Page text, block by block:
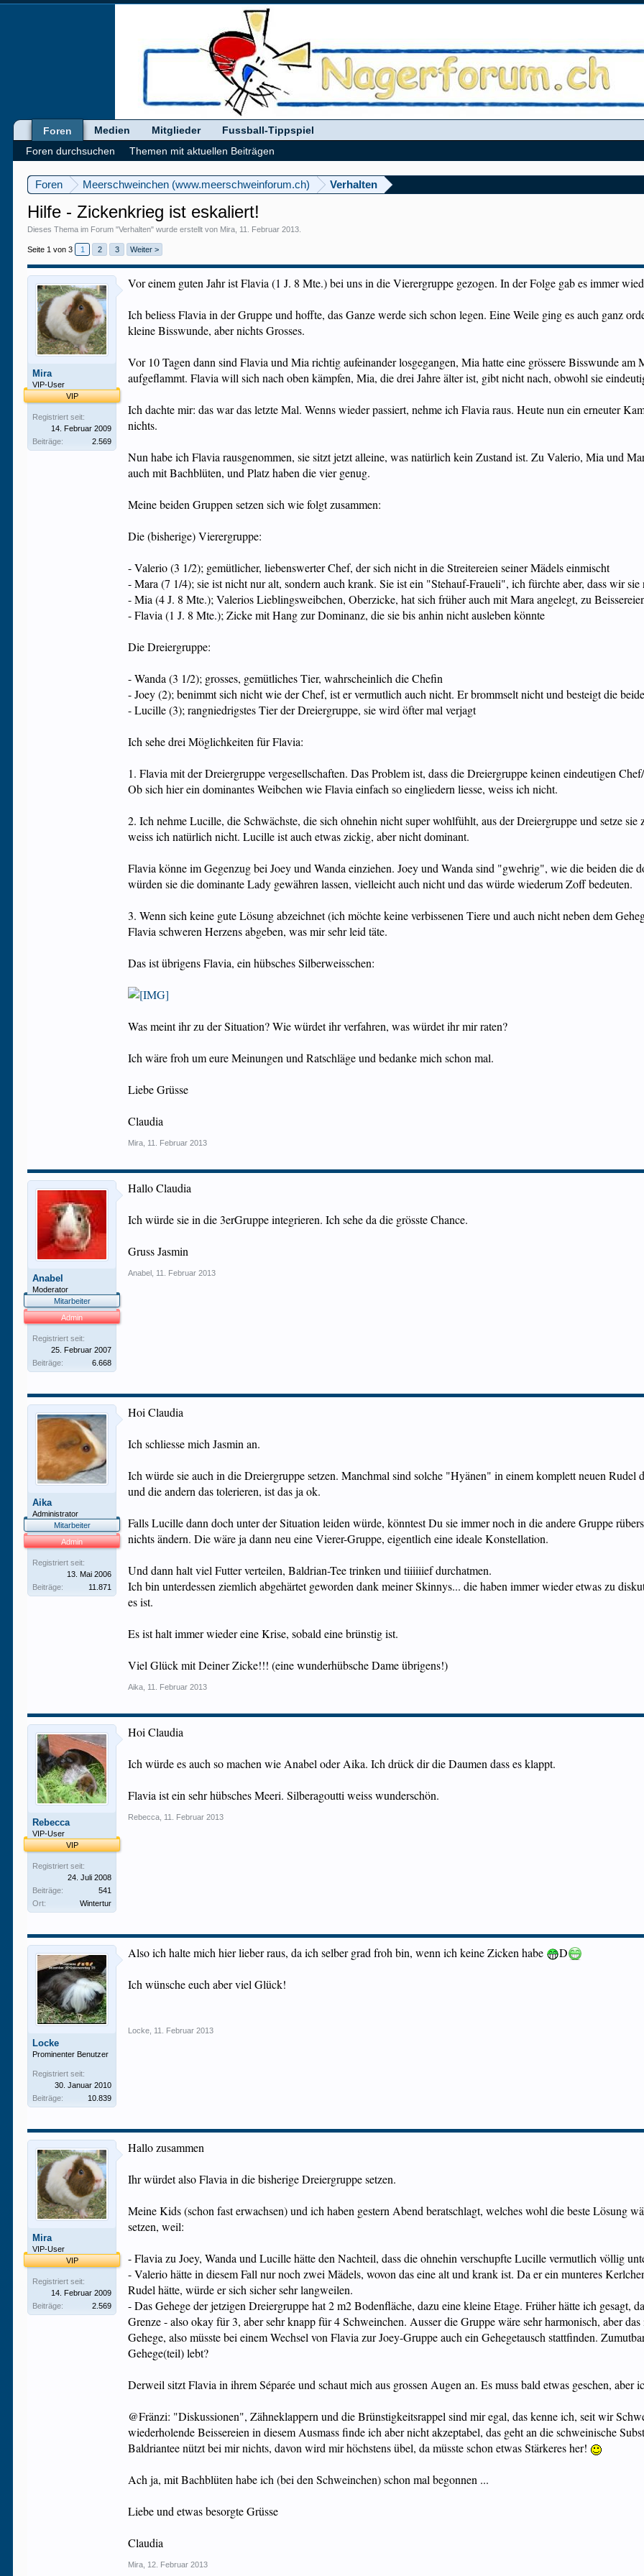
Foren Meerschweinchen (www.meerschweinforum.ch) Verhalten
Hilfe - Zickenkrieg ist eskaliert!
Dieses Thema im Forum "Verhalten" wurde erstellt von Mira 11. Februar 2013
Seite 1 von 3 1 2 3 Weiter >
Mira
VIP-User
VIP
Registriert seit:
14. Februar 2009
Beiträge:
2.569
Vor einem guten Jahr ist Flavia (1 J. 8 Mte.) bei uns in die Vierergruppe gezogen. In der Folge gab es immer
Ich beliess Flavia in der Gruppe und hoffte, das Ganze werde sich schon legen. Eine Weile ging es auch ganz
kleine Bisswunde, aber nichts Grosses.
Vor 10 Tagen dann sind Flavia und Mia richtig aufeinander losgegangen, Mia hatte eine grössere Bisswunde
aufgeflammt. Flavia will sich nach oben kämpfen, Mia, die drei Jahre älter ist, gibt nicht nach, obwohl sie
Ich dachte mir: das war das letzte Mal. Wenns wieder passiert, nehme ich Flavia raus. Heute nun ein erneuter
nichts.
Nun habe ich Flavia rausgenommen, sie sitzt jetzt alleine, was natürlich kein Zustand ist. Zu Valerio, Mia und
auch mit Bachblüten, und Platz haben die vier genug.
Meine beiden Gruppen setzen sich wie folgt zusammen:
Die (bisherige) Vierergruppe:
- Valerio (3 1/2); gemütlicher, liebenswerter Chef, der sich nicht in die Streitereien seiner Mädels einmischt
- Mara (7 1/4); sie ist nicht nur alt, sondern auch krank. Sie ist ein "Stehauf-Fraueli", ich fürchte aber, dass wir
- Mia (4 J. 8 Mte.); Valerios Lieblingsweibchen, Oberzicke, hat sich früher auch mit Mara angelegt, zu
- Flavia (1 J. 8 Mte.); Zicke mit Hang zur Dominanz, die sie bis anhin nicht ausleben könnte
Die Dreiergruppe:
- Wanda (3 1/2); grosses, gemütliches Tier, wahrscheinlich die Chefin
- Joey (2); benimmt sich nicht wie der Chef, ist er vermutlich auch nicht. Er brommselt nicht und besteigt die
- Lucille (3); rangniedrigstes Tier der Dreiergruppe, sie wird öfter mal verjagt
Ich sehe drei Möglichkeiten für Flavia:
1. Flavia mit der Dreiergruppe vergesellschaften. Das Problem ist, dass die Dreiergruppe keinen eindeutigen
Ob sich hier ein dominantes Weibchen wie Flavia einfach so eingliedern liesse, weiss ich nicht.
2. Ich nehme Lucille, die Schwächste, die sich ohnehin nicht super wohlfühlt, aus der Dreiergruppe und setze
weiss ich natürlich nicht. Lucille ist auch etwas zickig, aber nicht dominant.
Flavia könne im Gegenzug bei Joey und Wanda einziehen. Joey und Wanda sind "gwehrig", wie die beiden
würden sie die dominante Lady gewähren lassen, vielleicht auch nicht und das würde wiederum Zoff bedeuten.
3. Wenn sich keine gute Lösung abzeichnet (ich möchte keine verbissenen Tiere und auch nicht neben dem
Flavia schweren Herzens abgeben, was mir sehr leid täte.
Das ist übrigens Flavia, ein hübsches Silberweisschen:
Was meint ihr zu der Situation? Wie würdet ihr verfahren, was würdet ihr mir raten?
Ich wäre froh um eure Meinungen und Ratschläge und bedanke mich schon mal.
Liebe Grüsse
Claudia
Mira 11. Februar 2013
Anabel
Moderator
Mitarbeiter
Admin
Registriert seit:
25. Februar 2007
Beiträge:
6.668
Hallo Claudia
Ich würde sie in die 3erGruppe integrieren. Ich sehe da die grösste Chance.
Gruss Jasmin
Anabel 11. Februar 2013
Aika
Administrator
Mitarbeiter
Admin
Registriert seit:
13. Mai 2006
Beiträge:
11.871
Hoi Claudia
Ich schliesse mich Jasmin an.
Ich würde sie auch in die Dreiergruppe setzen. Manchmal sind solche "Hyänen" in einem komplett neuen
und die andern das tolerieren, ist das ja ok.
Falls Lucille dann doch unter der Situation leiden würde, könntest Du sie immer noch in die andere Gruppe
nichts ändern. Die wäre ja dann neu eine Vierer-Gruppe, eigentlich eine ideale Konstellation.
Und dann halt viel Futter verteilen, Baldrian-Tee trinken und tiiiiiief durchatmen.
Ich bin unterdessen ziemlich abgehärtet geworden dank meiner Skinnys... die haben immer wieder etwas zu
es ist.
Es ist halt immer wieder eine Krise, sobald eine brünstig ist.
Viel Glück mit Deiner Zicke!!! (eine wunderhübsche Dame übrigens!)
Aika 11. Februar 2013
Rebecca
VIP-User
VIP
Registriert seit:
24. Juli 2008
Beiträge:
541
Ort:
Wintertur
Hoi Claudia
Ich würde es auch so machen wie Anabel oder Aika. Ich drück dir die Daumen dass es klappt.
Flavia ist ein sehr hübsches Meeri. Silberagoutti weiss wunderschön.
Rebecca 11. Februar 2013
Locke
Prominenter Benutzer
Registriert seit:
30. Januar 2010
Beiträge:
10.839
Also ich halte mich hier lieber raus, da ich selber grad froh bin, wenn ich keine Zicken habe D
Ich wünsche euch aber viel Glück!
Locke 11. Februar 2013
Mira
VIP-User
VIP
Registriert seit:
14. Februar 2009
Beiträge:
2.569
Hallo zusammen
Ihr würdet also Flavia in die bisherige Dreiergruppe setzen.
Meine Kids (schon fast erwachsen) und ich haben gestern Abend beratschlagt, welches wohl die beste Lösung
setzen, weil:
- Flavia zu Joey, Wanda und Lucille hätte den Nachteil, dass die ohnehin verschupfte Lucille vermutlich völlig
- Valerio hätte in diesem Fall nur noch zwei Mädels, wovon das eine alt und krank ist. Da er ein munteres
Rudel hätte, würde er sich sicher sehr langweilen.
- Das Gehege der jetzigen Dreiergruppe hat 2 m2 Bodenfläche, dazu eine kleine Etage. Früher hätte ich gesagt,
Grenze - also okay für 3, aber sehr knapp für 4 Schweinchen. Ausser die Gruppe wäre sehr harmonisch, aber
Gehege, also müsste bei einem Wechsel von Flavia zur Joey-Gruppe auch ein Gehegetausch stattfinden.
Gehege(teil) lebt?
Derweil sitzt Flavia in ihrem Séparée und schaut mich aus grossen Augen an. Es muss bald etwas geschen,
@Fränzi: "Diskussionen", Zähneklappern und die Brünstigkeitsrappel sind mir egal, das kenne ich, seit wir
wiederholende Beissereien in diesem Ausmass finde ich aber nicht akzeptabel, das geht an die schweinische
Baldriantee nützt bei mir nichts, davon wird mir höchstens übel, da müsste schon etwas Stärkeres her!
Ach ja, mit Bachblüten habe ich (bei den Schweinchen) schon mal begonnen ...
Liebe und etwas besorgte Grüsse
Claudia
Mira 12. Februar 2013
Foren
Foren durchsuchen
Themen mit aktuellen Beiträgen
Medien Mitglieder Fussball-Tippspiel